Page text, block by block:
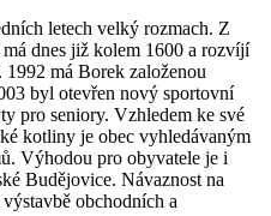
letech velký rozmach. Z
dnes již kolem 1600 a rozvíjí
má Borek založenou
byl otevřen nový sportovní
pro seniory. Vzhledem ke své
kotliny je obec vyhledávaným
Výhodou pro obyvatele je i
Budějovice. Návaznost na
obchodních a